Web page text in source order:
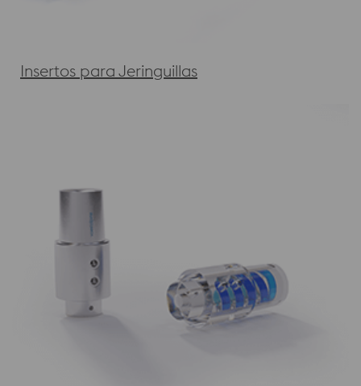
Insertos para Jeringuillas